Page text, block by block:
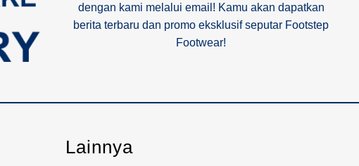
dengan kami melalui email! Kamu akan dapatkan
berita terbaru dan promo eksklusif seputar Footstep
Footwear!
Lainnya